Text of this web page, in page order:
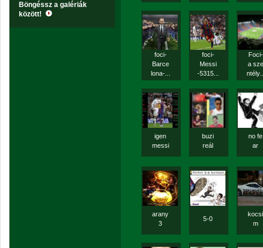
Böngéssz a galériák
között!
foci-
Barce
lona-...
foci-
Messi
-5315...
Foci-
a sze
igen
messi
buzi
reál
no fe
ar
arany
3
5-0
kocsi
m